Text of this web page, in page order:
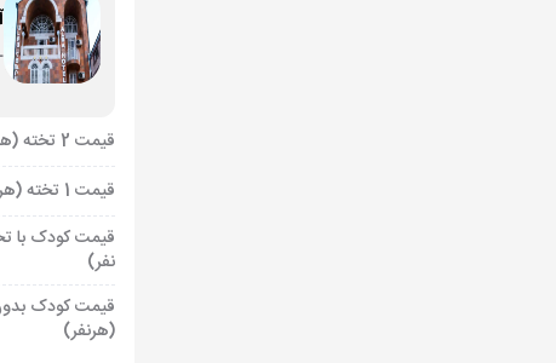
قیمت 2 تخته (هرنفر)
قیمت 1 تخته (هرنفر)
قیمت کودک با
نفر)
قیمت کودک
(هرنفر)